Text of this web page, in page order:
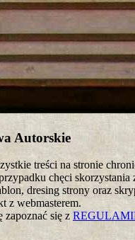
Autorskie
treści na stronie
chęci skorzystania
dresing strony oraz
z webmasterem.
zapoznać się z